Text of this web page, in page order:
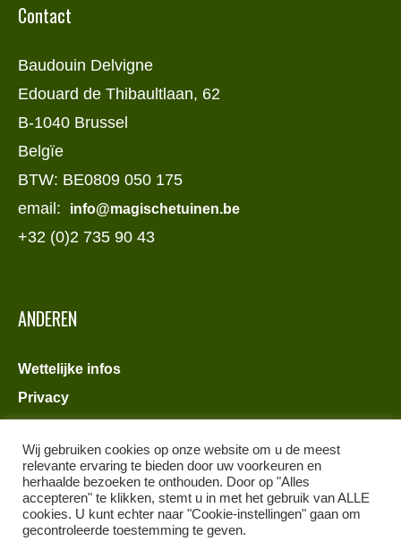
Contact
Baudouin Delvigne
Edouard de Thibaultlaan, 62
B-1040 Brussel
Belgïe
BTW: BE0809 050 175
email:
info@magischetuinen.be
+32 (0)2 735 90 43
ANDEREN
Wettelijke infos
Privacy
Wij gebruiken cookies op onze website om u de meest
relevante ervaring te bieden door uw voorkeuren en
herhaalde bezoeken te onthouden. Door op "Alles
accepteren" te klikken, stemt u in met het gebruik van ALLE
cookies. U kunt echter naar "Cookie-instellingen" gaan om
gecontroleerde toestemming te geven.